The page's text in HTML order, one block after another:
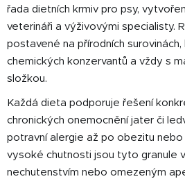
í
p
r
v
v
ý
p
i
s
řada dietních krmiv pro psy,
veterináři a výživovými specialisty.
postavené na přírodních surovinách,
chemických konzervantů a vždy s
složkou.
Každá dieta podporuje řešení
chronických onemocnění jater či
potravní alergie až po obezitu nebo
vysoké chutnosti jsou tyto granule
nechutenstvím nebo omezeným